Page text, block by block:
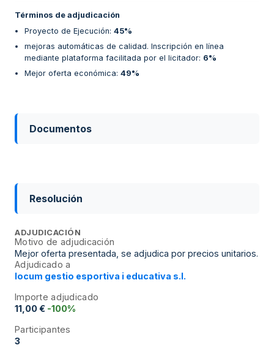
Términos de adjudicación
Proyecto de Ejecución: 45%
mejoras automáticas de calidad. Inscripción en línea
mediante plataforma facilitada por el licitador: 6%
Mejor oferta económica: 49%
Documentos
Resolución
ADJUDICACIÓN
Motivo de adjudicación
Mejor oferta presentada, se adjudica por precios unitarios.
Adjudicado a
Iocum gestio esportiva i educativa s.l.
Importe adjudicado
11,00 € -100%
Participantes
3